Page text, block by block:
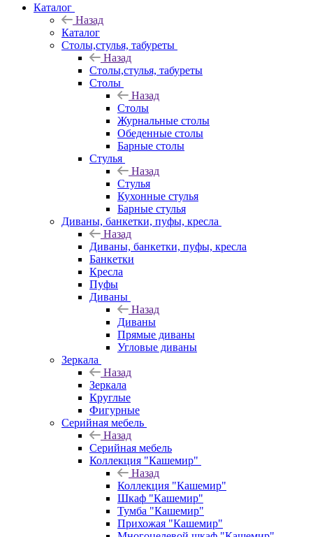
Каталог
Назад
Каталог
Столы,стулья, табуреты
Назад
Столы,стулья, табуреты
Столы
Назад
Столы
Журнальные столы
Обеденные столы
Барные столы
Стулья
Назад
Стулья
Кухонные стулья
Барные стулья
Диваны, банкетки, пуфы, кресла
Назад
Диваны, банкетки, пуфы, кресла
Банкетки
Кресла
Пуфы
Диваны
Назад
Диваны
Прямые диваны
Угловые диваны
Зеркала
Назад
Зеркала
Круглые
Фигурные
Серийная мебель
Назад
Серийная мебель
Коллекция "Кашемир"
Назад
Коллекция "Кашемир"
Шкаф "Кашемир"
Тумба "Кашемир"
Прихожая "Кашемир"